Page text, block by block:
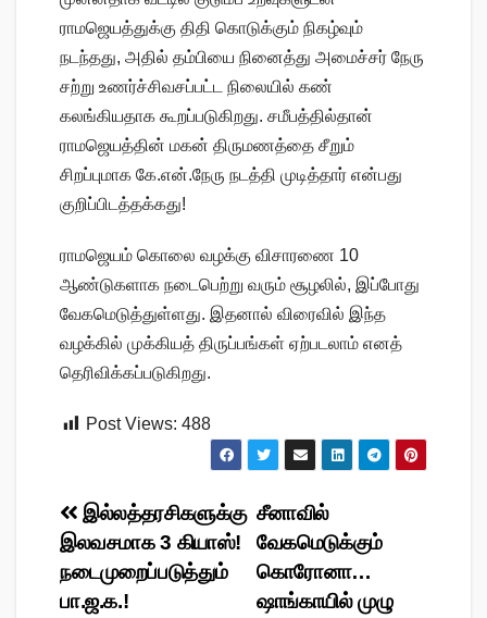
ராமஜெயத்துக்கு திதி கொடுக்கும் நிகழ்வும்
நடந்தது, அதில் தம்பியை நினைத்து அமைச்சர் நேரு
சற்று உணர்ச்சிவசப்பட்ட நிலையில் கண்
கலங்கியதாக கூறப்படுகிறது. சமீபத்தில்தான்
ராமஜெயத்தின் மகன் திருமணத்தை சீறும்
சிறப்புமாக கே.என்.நேரு நடத்தி முடித்தார் என்பது
குறிப்பிடத்தக்கது!
ராமஜெயம் கொலை வழக்கு விசாரணை 10
ஆண்டுகளாக நடைபெற்று வரும் சூழலில், இப்போது
வேகமெடுத்துள்ளது. இதனால் விரைவில் இந்த
வழக்கில் முக்கியத் திருப்பங்கள் ஏற்படலாம் எனத்
தெரிவிக்கப்படுகிறது.
Post Views: 488
Post
navigation
சீனாவில்
வேகமெடுக்கும்
கொரோனா…
ஷாங்காயில் முழு
இல்லத்தரசிகளுக்கு
இலவசமாக 3 கியாஸ்!
நடைமுறைப்படுத்தும்
பா.ஜ.க.!